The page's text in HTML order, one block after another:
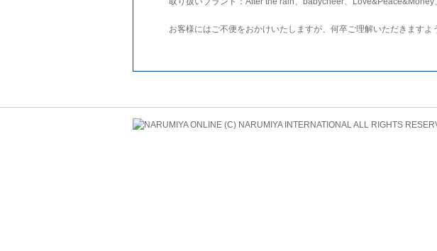
お客様にはご不便をおかけいたしますが、何卒ご理解いただきますよ